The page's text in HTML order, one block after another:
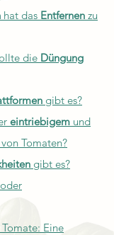
hat das Entfernen zu
die Düngung
gibt es?
eintriebigem und
von Tomaten?
gibt es?
Eine